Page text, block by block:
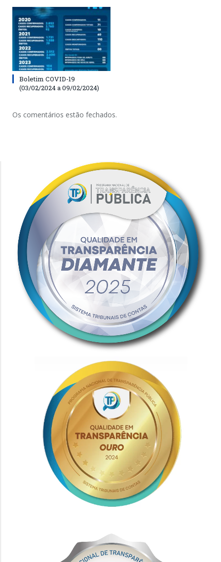
Boletim COVID-19
(03/02/2024 a 09/02/2024)
Os comentários estão fechados.